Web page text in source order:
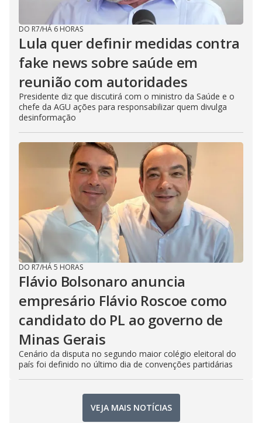
DO R7/HÁ 6 HORAS
Lula quer definir medidas contra
fake news sobre saúde em
reunião com autoridades
Presidente diz que discutirá com o ministro da Saúde e o
chefe da AGU ações para responsabilizar quem divulga
desinformação
DO R7/HÁ 5 HORAS
Flávio Bolsonaro anuncia
empresário Flávio Roscoe como
candidato do PL ao governo de
Minas Gerais
Cenário da disputa no segundo maior colégio eleitoral do
país foi definido no último dia de convenções partidárias
VEJA MAIS NOTÍCIAS